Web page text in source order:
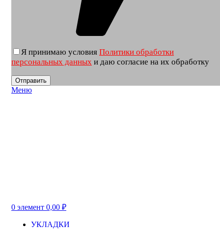
Я принимаю условия Политики обработки
персональных данных и даю согласие на их обработку
Меню
0 элемент 0,00 ₽
УКЛАДКИ